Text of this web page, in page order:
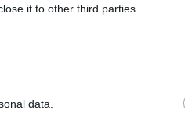
it to other third parties.
data.